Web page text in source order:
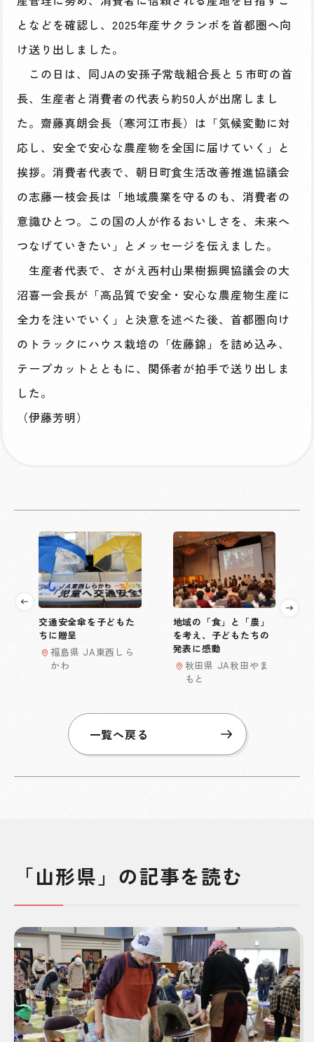
となどを確認し、2025年産サクランボを首都圏へ向
け送り出しました。
この日は、同JAの安孫子常哉組合長と５市町の首
長、生産者と消費者の代表ら約50人が出席しまし
た。齋藤真朗会長（寒河江市長）は「気候変動に対
応し、安全で安心な農産物を全国に届けていく」と
挨拶。消費者代表で、朝日町食生活改善推進協議会
の志藤一枝会長は「地域農業を守るのも、消費者の
意識ひとつ。この国の人が作るおいしさを、未来へ
つなげていきたい」とメッセージを伝えました。
生産者代表で、さがえ西村山果樹振興協議会の大
沼喜一会長が「高品質で安全・安心な農産物生産に
全力を注いでいく」と決意を述べた後、首都圏向け
のトラックにハウス栽培の「佐藤錦」を詰め込み、
テープカットとともに、関係者が拍手で送り出しま
した。
（伊藤芳明）
交通安全傘を子どもた
ちに贈呈
福島県 JA東西しら
かわ
地域の「食」と「農」
を考え、子どもたちの
発表に感動
秋田県 JA秋田やま
もと
一覧へ戻る
「山形県」の記事を読む